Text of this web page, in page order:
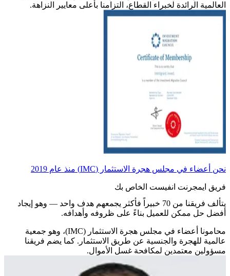
العالمية الرائدة لخبراء القطاع، التزامنا بأعلى معايير النزاهة.
نحن أعضاء في مجلس هجرة الاستثمار (IMC) منذ عام 2019
فريق ايمجرنت انفيست الخاص بك
يتألف فريقنا من 70 خبيراً فأكثر يجمعهم هدف واحد — وهو إيجاد
أفضل حل ممكن للعميل بناءً على ظروفه وأهدافه.
محامونا أعضاء في مجلس هجرة الاستثمار (IMC)، وهو جمعية
عالمية للهجرة والجنسية عن طريق الاستثمار. كما يضم فريقنا
مسؤولين معتمدين لمكافحة غسل الأموال.